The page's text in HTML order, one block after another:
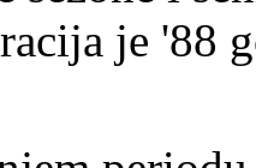
je '88